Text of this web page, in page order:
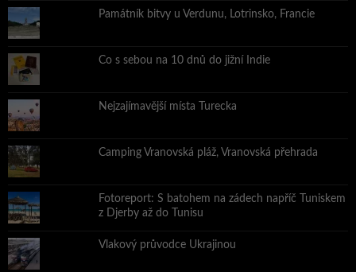
Památník bitvy u Verdunu, Lotrinsko, Francie
Co s sebou na 10 dnů do jižní Indie
Nejzajímavější místa Turecka
Camping Vranovská pláž, Vranovská přehrada
Fotoreport: S batohem na zádech napříč Tuniskem
z Djerby až do Tunisu
Vlakový průvodce Ukrajinou